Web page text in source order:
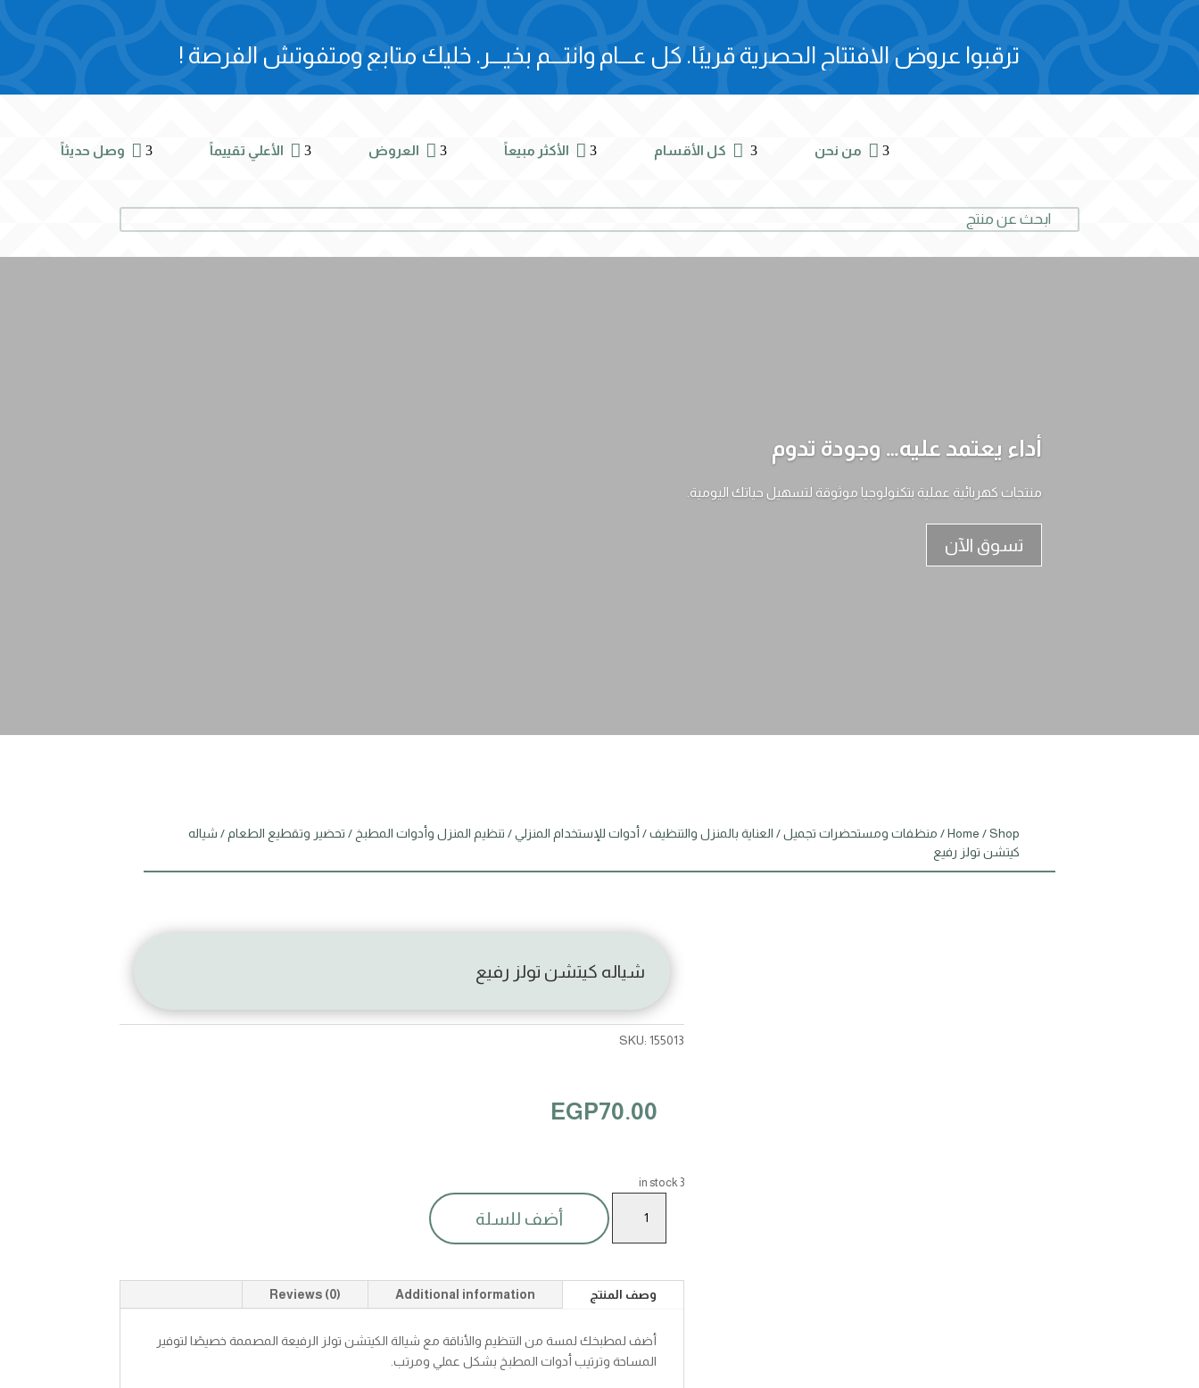
ترقبوا عروض الافتتاح الحصرية قريبًا. كل عـــام وانتـــم بخيـــر. خليك متابع ومتفوتش الفرصة !
3
 من نحن 3
 كل الأقسام 3
 الأكثر مبيعاً 3
 العروض 3
 الأعلي تقييماً 3
 وصل حديثاً
أداء يعتمد عليه… وجودة تدوم
منتجات كهربائية عملية بتكنولوجيا موثوقة لتسهيل حياتك اليومية.
تسوق الآن
Home /Shop
/ منظفات ومستحضرات تجميل/ العناية بالمنزل والتنظيف/ أدوات للإستخدام المنزلي/ تنظيم المنزل وأدوات المطبخ / تحضير وتقطيع الطعام / شياله
كيتشن تولز رفيع
شياله كيتشن تولز رفيع
SKU: 155013
EGP70.00
3 in stock
كيتشن
أضف للسلة
وصف المنتج Additional information
Reviews (0)
أضف لمطبخك لمسة من التنظيم والأناقة مع شيالة الكيتشن تولز الرفيعة المصممة خصيصًا لتوفير
المساحة وترتيب أدوات المطبخ بشكل عملي ومرتب.